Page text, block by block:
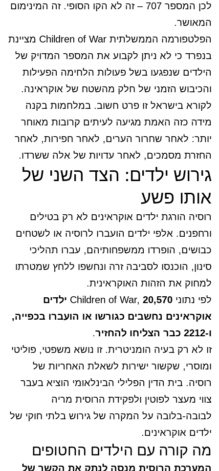
לכן המספר 707 – זה לא הקו הסופי. זה המינימום
המאושר.
הפלטפורמה הממשלתית Children of War מציינת
בנפרד כי לא ניתן לקבוע את המספר המדויק של
הילדים שנפגעו בשל פעולות הלחימה הפעילות
והכיבוש הזמני של חלק מהשטח של אוקראינה.
לקורא בישראל זו פרט חשוב. במלחמות בקנה
מידה כזה האמת מגיעה לעיתים קרובות מאוחר
יותר: לאחר שחרור הערים, לאחר חפירות, לאחר
החזרת מסמכים, לאחר עדויות של אלה ששרדו.
גירוש ילדים: הצד השני של
אותו פשע
רוסיה הורגת ילדים אוקראינים לא רק בטילים
ורחפנים. אלפי ילדים הועברו לרוסיה או לשטחים
כבושים, הופרדו ממשפחותיהם, עברו תהליכי
סינון, הוכנסו לסביבה זרה ונחשפו ללחץ שמטרתו
למחוק את הזהות האוקראינית.
לפי נתוני Children of War,
20,570 ילדים
אוקראינים נחשבים כגורשו או הועברו בכפייה,
ו-2212 כבר הצליחו להחזיר
.
זו לא רק בעיה הומניטרית. זו נושא משפטי, פוליטי
ומוסרי, שקשור ישירות לשאלת האחריות של
רוסיה. בית הדין הפלילי הבינלאומי הוציא בעבר
צווי מעצר לפוטין ולפקידת הרוסית מריה
לבובה-בלובה על המקרה של גירוש בלתי חוקי של
ילדים אוקראינים.
מה קורה עם הילדים החטופים
המערכת הרוסית מנסה לנתק את הקשר של